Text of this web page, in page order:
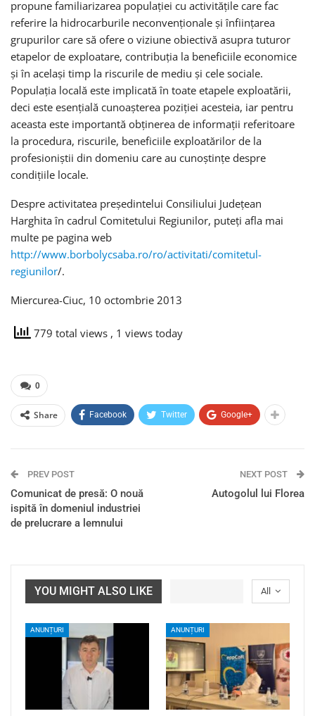
propune familiarizarea populației cu activitățile care fac
referire la hidrocarburile neconvenționale și înființarea
grupurilor care să ofere o viziune obiectivă asupra tuturor
etapelor de exploatare, contribuția la beneficiile economice
și în același timp la riscurile de mediu și cele sociale.
Populația locală este implicată în toate etapele exploatării,
deci este esențială cunoașterea poziției acesteia, iar pentru
aceasta este importantă obținerea de informații referitoare
la procedura, riscurile, beneficiile exploatărilor de la
profesioniștii din domeniu care au cunoștințe despre
condițiile locale.
Despre activitatea președintelui Consiliului Județean
Harghita în cadrul Comitetului Regiunilor, puteți afla mai
multe pe pagina web
http://www.borbolycsaba.ro/ro/activitati/comitetul-
regiunilor/.
Miercurea-Ciuc, 10 octombrie 2013
779 total views , 1 views today
0
Share Facebook Twitter Google+
PREV POST
Comunicat de presă: O nouă
ispită în domeniul industriei
de prelucrare a lemnului
NEXT POST
Autogolul lui Florea
All
YOU MIGHT ALSO LIKE
ANUNȚURI ANUNȚURI